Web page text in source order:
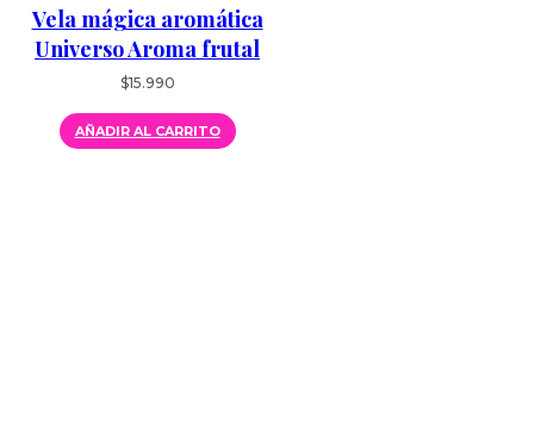
Vela mágica aromática
Universo Aroma frutal
$15.990
AÑADIR AL CARRITO